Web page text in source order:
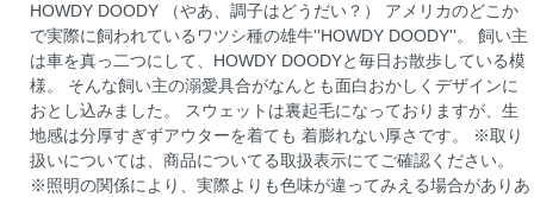
HOWDY DOODY （やあ、調子はどうだい？） アメリカのどこか
で実際に飼われているワツシ種の雄牛''HOWDY DOODY''。 飼い主
は車を真っ二つにして、HOWDY DOODYと毎日お散歩している模
様。 そんな飼い主の溺愛具合がなんとも面白おかしくデザインに
おとし込みました。 スウェットは裏起毛になっておりますが、生
地感は分厚すぎずアウターを着ても 着膨れない厚さです。 ※取り
扱いについては、商品についてる取扱表示にてご確認ください。
※照明の関係により、実際よりも色味が違ってみえる場合がありあ